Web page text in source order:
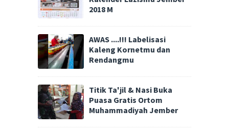
2018 M
AWAS ....!!! Labelisasi
Kaleng Kornetmu dan
Rendangmu
Titik Ta'jil & Nasi Buka
Puasa Gratis Ortom
Muhammadiyah Jember